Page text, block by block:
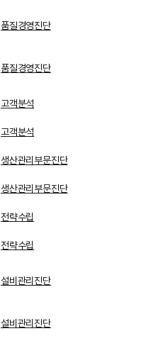
품질경영진단
품질경영진단
고객분석
고객분석
생산관리부문진단
생산관리부문진단
전략수립
전략수립
설비관리진단
설비관리진단